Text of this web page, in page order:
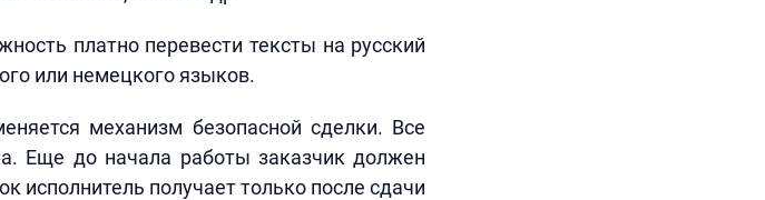
платно перевести тексты на русский
или немецкого языков.
механизм безопасной сделки. Все
Еще до начала работы заказчик должен
исполнитель получает только после сдачи